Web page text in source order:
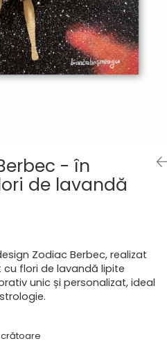
- în
de lavandă
Zodiac Berbec, realizat
flori de lavandă lipite
unic și personalizat, ideal